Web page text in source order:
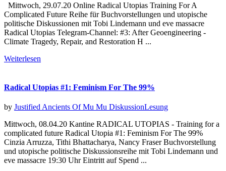
Mittwoch, 29.07.20 Online Radical Utopias Training For A
Complicated Future Reihe für Buchvorstellungen und utopische
politische Diskussionen mit Tobi Lindemann und eve massacre
Radical Utopias Telegram-Channel: #3: After Geoengineering -
Climate Tragedy, Repair, and Restoration H ...
Weiterlesen
Radical Utopias #1: Feminism For The 99%
by Justified Ancients Of Mu Mu DiskussionLesung
Mittwoch, 08.04.20 Kantine RADICAL UTOPIAS - Training for a
complicated future Radical Utopia #1: Feminism For The 99%
Cinzia Arruzza, Tithi Bhattacharya, Nancy Fraser Buchvorstellung
und utopische politische Diskussionsreihe mit Tobi Lindemann und
eve massacre 19:30 Uhr Eintritt auf Spend ...